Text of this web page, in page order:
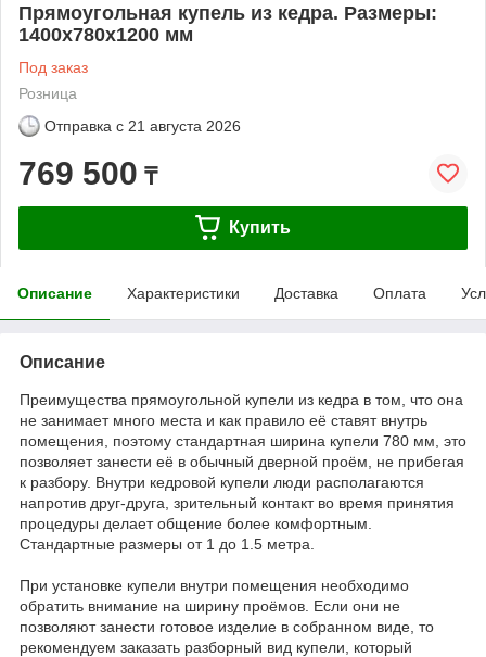
Прямоугольная купель из кедра. Размеры:
1400х780х1200 мм
Под заказ
Розница
Отправка с 21 августа 2026
769 500 ₸
Купить
Описание Характеристики Доставка Оплата
Описание
Преимущества прямоугольной купели из кедра в том, что она
не занимает много места и как правило её ставят внутрь
помещения, поэтому стандартная ширина купели 780 мм, это
позволяет занести её в обычный дверной проём, не прибегая
к разбору. Внутри кедровой купели люди располагаются
напротив друг-друга, зрительный контакт во время принятия
процедуры делает общение более комфортным.
Стандартные размеры от 1 до 1.5 метра.
При установке купели внутри помещения необходимо
обратить внимание на ширину проёмов. Если они не
позволяют занести готовое изделие в собранном виде, то
рекомендуем заказать разборный вид купели, который